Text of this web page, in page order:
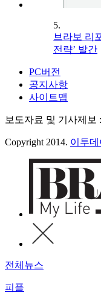
5.
브라보 리
전략’ 발간
PC버전
공지사항
사이트맵
보도자료 및 기사제보
Copyright 2014. 이투데
전체뉴스
피플